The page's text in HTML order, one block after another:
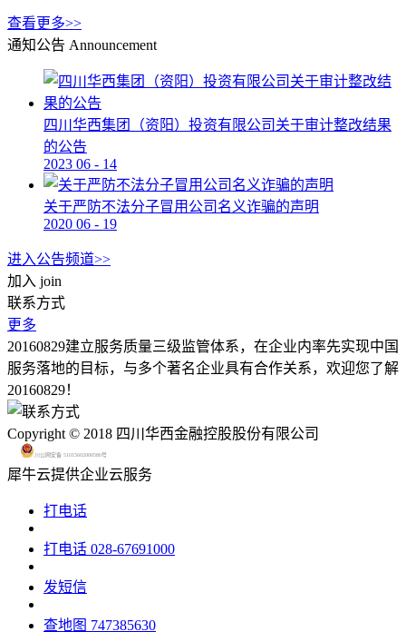
查看更多>>
通知公告 Announcement
四川华西集团（资阳）投资有限公司关于审计整改结果
的公告
2023 06 - 14
关于严防不法分子冒用公司名义诈骗的声明
2020 06 - 19
进入公告频道>>
加入 join
联系方式
更多
20160829建立服务质量三级监管体系，在企业内率先实现中国
服务落地的目标，与多个著名企业具有合作关系，欢迎您了解
20160829！
Copyright © 2018 四川华西金融控股股份有限公司
川公网安备 51015602000580号
犀牛云提供企业云服务
打电话
打电话 028-67691000
发短信
查地图 747385630